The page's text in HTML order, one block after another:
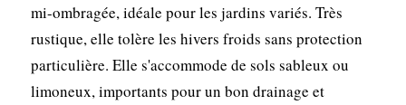
mi-ombragée, idéale pour les jardins variés. Très
rustique, elle tolère les hivers froids sans protection
particulière. Elle s'accommode de sols sableux ou
limoneux, importants pour un bon drainage et